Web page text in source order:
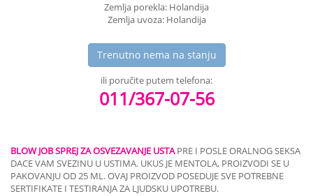
Zemlja porekla: Holandija
Zemlja uvoza: Holandija
Trenutno nema na stanju
ili poručite putem telefona:
011/367-07-56
BLOW JOB SPREJ ZA OSVEZAVANJE USTAPRE I POSLE ORALNOG SEKSA
DACE VAM SVEZINU U USTIMA. UKUS JE MENTOLA, PROIZVODI SE U
PAKOVANJU OD 25 ML. OVAJ PROIZVOD POSEDUJE SVE POTREBNE
SERTIFIKATE I TESTIRANJA ZA LJUDSKU UPOTREBU.